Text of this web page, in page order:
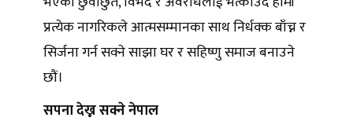
प्रत्येक नागरिकले आत्मसम्मानका साथ निर्धक्क बाँच्न र
सिर्जना गर्न सक्ने साझा घर र सहिष्णु समाज बनाउने
छौं।
सपना देख्न सक्ने नेपाल